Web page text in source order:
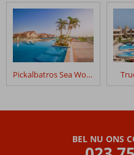
klanten
geschreven
na
hun
Flamenco
Pickalbatros Sea World Resort
BEL NU ONS